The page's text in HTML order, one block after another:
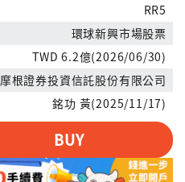
RR5
環球新興市場股票
TWD 6.2億(2026/06/30)
摩根證券投資信託股份有限公司
銘功 黃(2025/11/17)
BUY